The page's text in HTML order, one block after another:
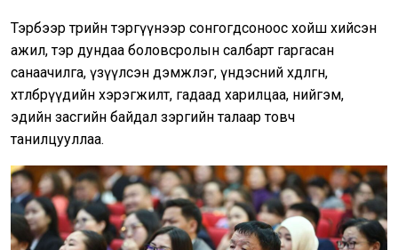
Тэрбээр төрийн тэргүүнээр сонгогдсоноос хойш хийсэн
ажил, тэр дундаа боловсролын салбарт гаргасан
санаачилга, үзүүлсэн дэмжлэг, үндэсний хөдөлгөөн,
хөтөлбөрүүдийн хэрэгжилт, гадаад харилцаа, нийгэм,
эдийн засгийн байдал зэргийн талаар товч
танилцууллаа.